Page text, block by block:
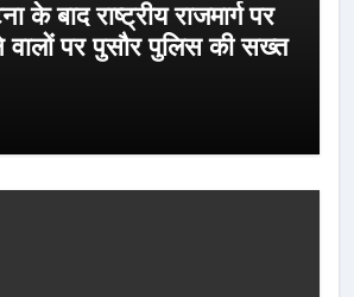
के बाद राष्ट्रीय राजमार्ग पर
पर पुसौर पुलिस की सख्त